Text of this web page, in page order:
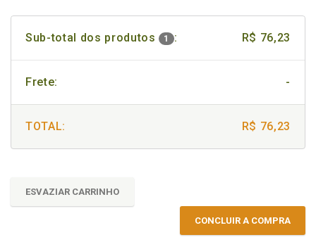
Sub-total dos produtos 1 : R$ 76,23
Frete: -
TOTAL: R$ 76,23
ESVAZIAR CARRINHO
CONCLUIR A COMPRA